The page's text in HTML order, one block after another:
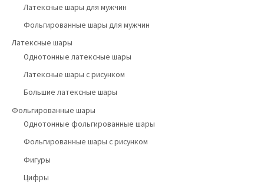
Латексные шары для мужчин
Фольгированные шары для мужчин
Латексные шары
Однотонные латексные шары
Латексные шары с рисунком
Большие латексные шары
Фольгированные шары
Однотонные фольгированные шары
Фольгированные шары с рисунком
Фигуры
Цифры